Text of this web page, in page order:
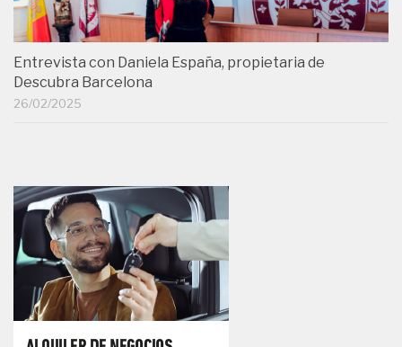
Entrevista con Daniela España, propietaria de
Descubra Barcelona
26/02/2025